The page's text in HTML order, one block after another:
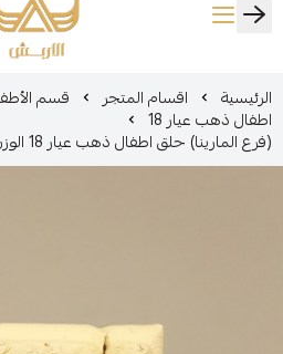
الأربش
الرئيسية اقسام المتجر قسم
اطفال ذهب عيار 18
(فرع المارينا) حلق اطفال ذهب عيار 18 الوزن00.83 جرام